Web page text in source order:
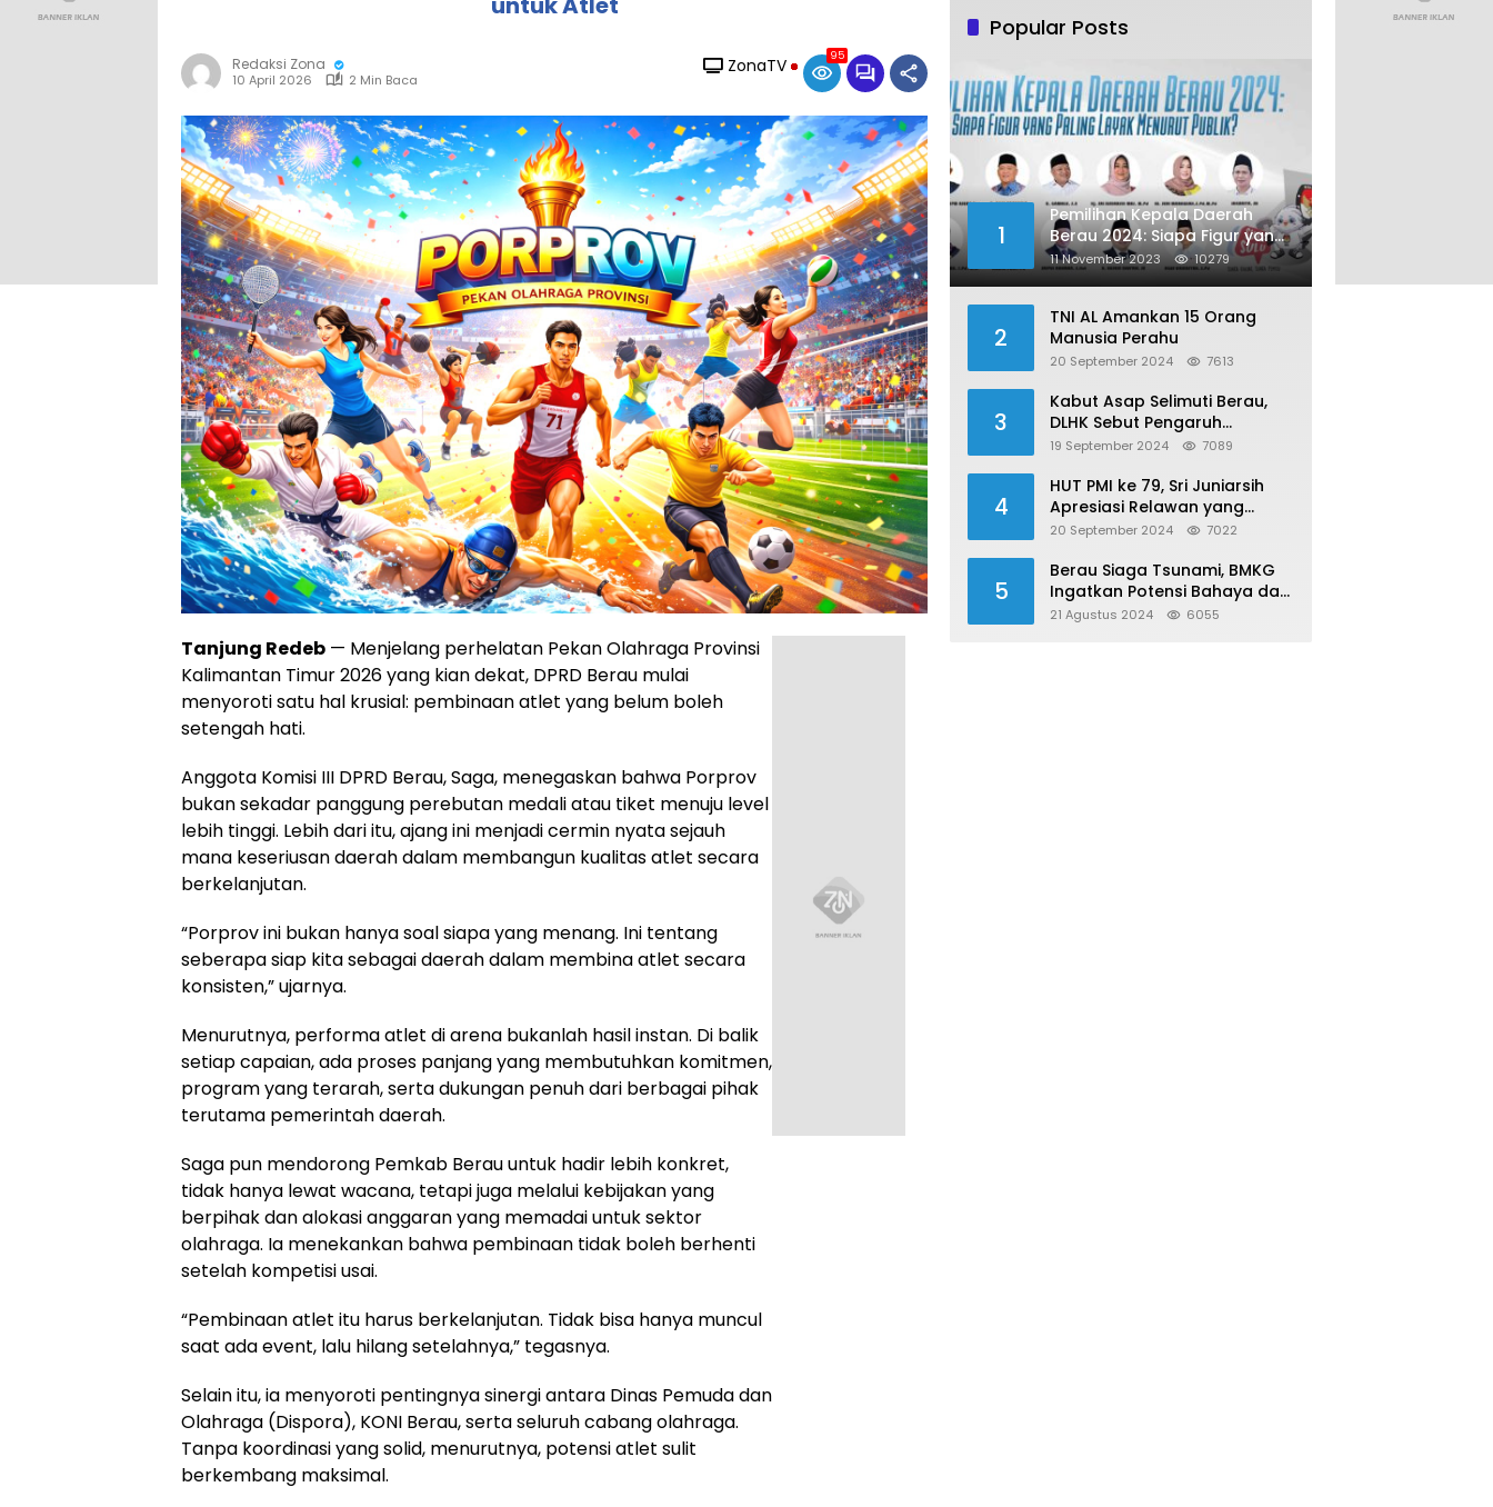
Redaksi Zona
10 April 2026 2 Min Baca
ZonaTV 95
Tanjung Redeb — Menjelang perhelatan Pekan Olahraga Provinsi
Kalimantan Timur 2026yang kian dekat, DPRD Berau mulai
menyoroti satu hal krusial: pembinaan atlet yang belum boleh
setengah hati.
Anggota Komisi III DPRD Berau, Saga, menegaskan bahwa Porprov
bukan sekadar panggung perebutan medali atau tiket menuju level
lebih tinggi. Lebih dari itu, ajang ini menjadi cermin nyata sejauh
mana keseriusan daerah dalam membangun kualitas atlet secara
berkelanjutan.
“Porprov ini bukan hanya soal siapa yang menang. Ini tentang
seberapa siap kita sebagai daerah dalam membina atlet secara
konsisten,” ujarnya.
Menurutnya, performa atlet di arena bukanlah hasil instan. Di balik
setiap capaian, ada proses panjang yang membutuhkan komitmen,
program yang terarah, serta dukungan penuh dari berbagai pihak
terutama pemerintah daerah.
Saga pun mendorong Pemkab Berau untuk hadir lebih konkret,
tidak hanya lewat wacana, tetapi juga melalui kebijakan yang
berpihak dan alokasi anggaran yang memadai untuk sektor
olahraga. Ia menekankan bahwa pembinaan tidak boleh berhenti
setelah kompetisi usai.
“Pembinaan atlet itu harus berkelanjutan. Tidak bisa hanya muncul
saat ada event, lalu hilang setelahnya,” tegasnya.
Selain itu, ia menyoroti pentingnya sinergi antara Dinas Pemuda dan
Olahraga (Dispora), KONI Berau, serta seluruh cabang olahraga.
Tanpa koordinasi yang solid, menurutnya, potensi atlet sulit
berkembang maksimal.
Popular Posts
1
Pemilihan Kepala Daerah
Berau 2024: Siapa Figur yang
Paling Layak Menurut Publik?
11 November 2023 10279
2
TNI AL Amankan 15 Orang
Manusia Perahu
20 September 2024 7613
3
Kabut Asap Selimuti Berau,
DLHK Sebut Pengaruh
Karhutla
19 September 2024 7089
4
HUT PMI ke 79, Sri Juniarsih
Apresiasi Relawan yang
Konsisten Donor Darah
20 September 2024 7022
5
Berau Siaga Tsunami, BMKG
Ingatkan Potensi Bahaya dari
Megathrust Utara Sulawesi
21 Agustus 2024 6055